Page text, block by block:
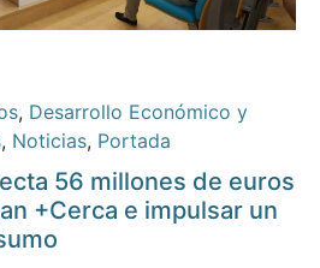
, Desarrollo Económico y
, Noticias, Portada
56 millones de euros
+Cerca e impulsar un